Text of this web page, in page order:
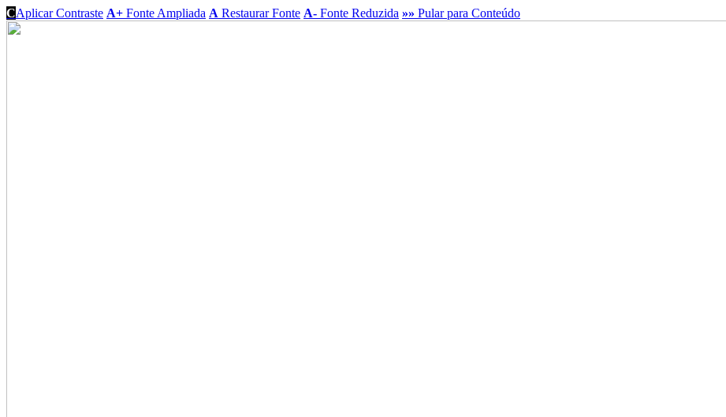
CAplicar Contraste A+ Fonte Ampliada A Restaurar Fonte A- Fonte Reduzida »» Pular para Conteúdo